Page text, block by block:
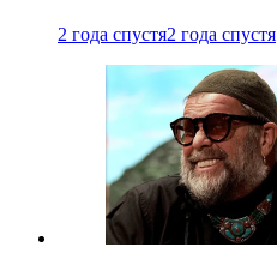
2 года спустя2 года спустя